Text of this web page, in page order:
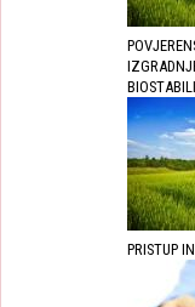
PRISTUP